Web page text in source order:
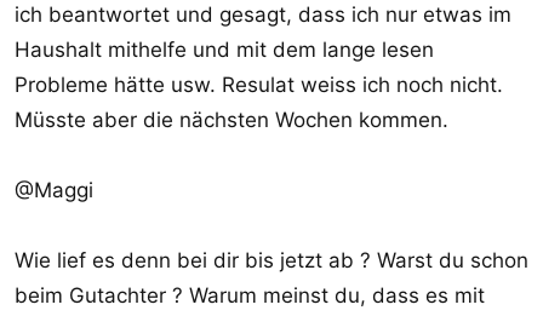
ich beantwortet und gesagt, dass ich nur etwas im
Haushalt mithelfe und mit dem lange lesen
Probleme hätte usw. Resulat weiss ich noch nicht.
Müsste aber die nächsten Wochen kommen.
@Maggi
Wie lief es denn bei dir bis jetzt ab ? Warst du schon
beim Gutachter ? Warum meinst du, dass es mit